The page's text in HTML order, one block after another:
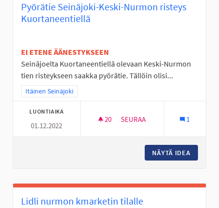
Pyörätie Seinäjoki-Keski-Nurmon risteys
Kuortaneentiellä
EI ETENE ÄÄNESTYKSEEN
Seinäjoelta Kuortaneentiellä olevaan Keski-Nurmon
tien risteykseen saakka pyörätie. Tällöin olisi...
Rajaa tulokset teeman mukaan: Itäinen Seinäjoki
Itäinen Seinäjoki
LUONTIAIKA
01.12.2022
20 20 SEURAAJAA
SEURAA 1
NÄYTÄ IDEA
Lidli nurmon kmarketin tilalle